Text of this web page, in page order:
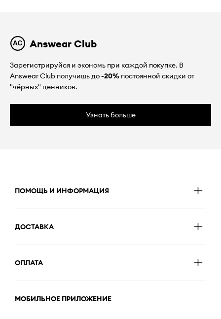
Answear Club
Зарегистрируйся и экономь при каждой покупке. В
Answear Club получишь до-20% постоянной скидки от
"чёрных" ценников.
Узнать больше
ПОМОЩЬ И ИНФОРМАЦИЯ
ДОСТАВКА
ОПЛАТА
МОБИЛЬНОЕ ПРИЛОЖЕНИЕ